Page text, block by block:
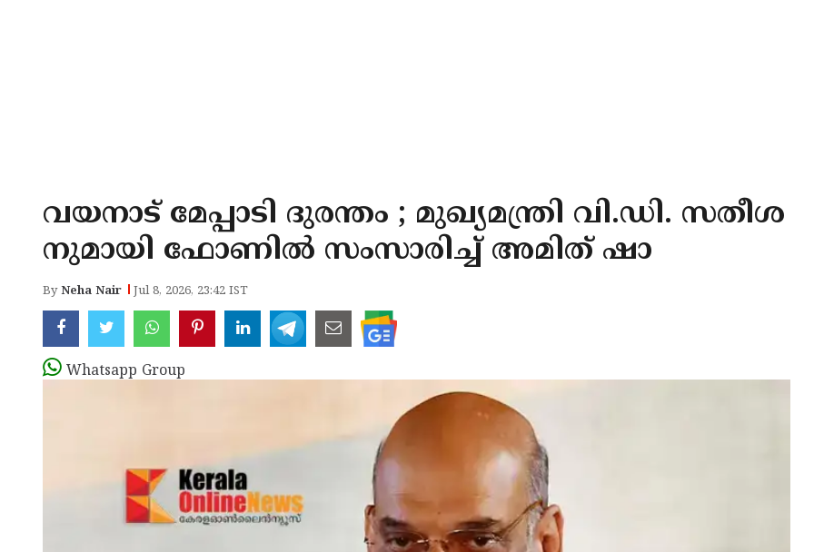
വയനാട് മേപ്പാടി ദുരന്തം ; മുഖ്യമന്ത്രി വി.ഡി. സതീശ
നുമായി ഫോണിൽ സംസാരിച്ച് അമിത് ഷാ
ByNeha Nair Jul 8, 2026, 23:42 IST
Whatsapp Group